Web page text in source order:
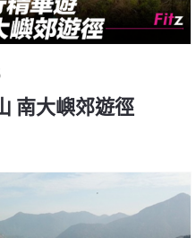
南大嶼郊遊徑